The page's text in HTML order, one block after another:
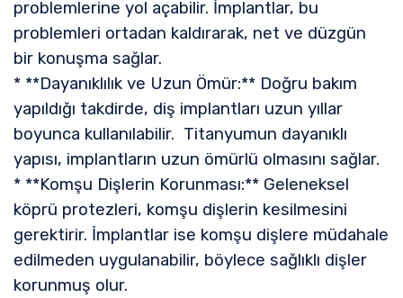
problemlerine yol açabilir. İmplantlar, bu
problemleri ortadan kaldırarak, net ve düzgün
bir konuşma sağlar.
* **Dayanıklılık ve Uzun Ömür:** Doğru bakım
yapıldığı takdirde, diş implantları uzun yıllar
boyunca kullanılabilir. Titanyumun dayanıklı
yapısı, implantların uzun ömürlü olmasını sağlar.
* **Komşu Dişlerin Korunması:** Geleneksel
köprü protezleri, komşu dişlerin kesilmesini
gerektirir. İmplantlar ise komşu dişlere müdahale
edilmeden uygulanabilir, böylece sağlıklı dişler
korunmuş olur.